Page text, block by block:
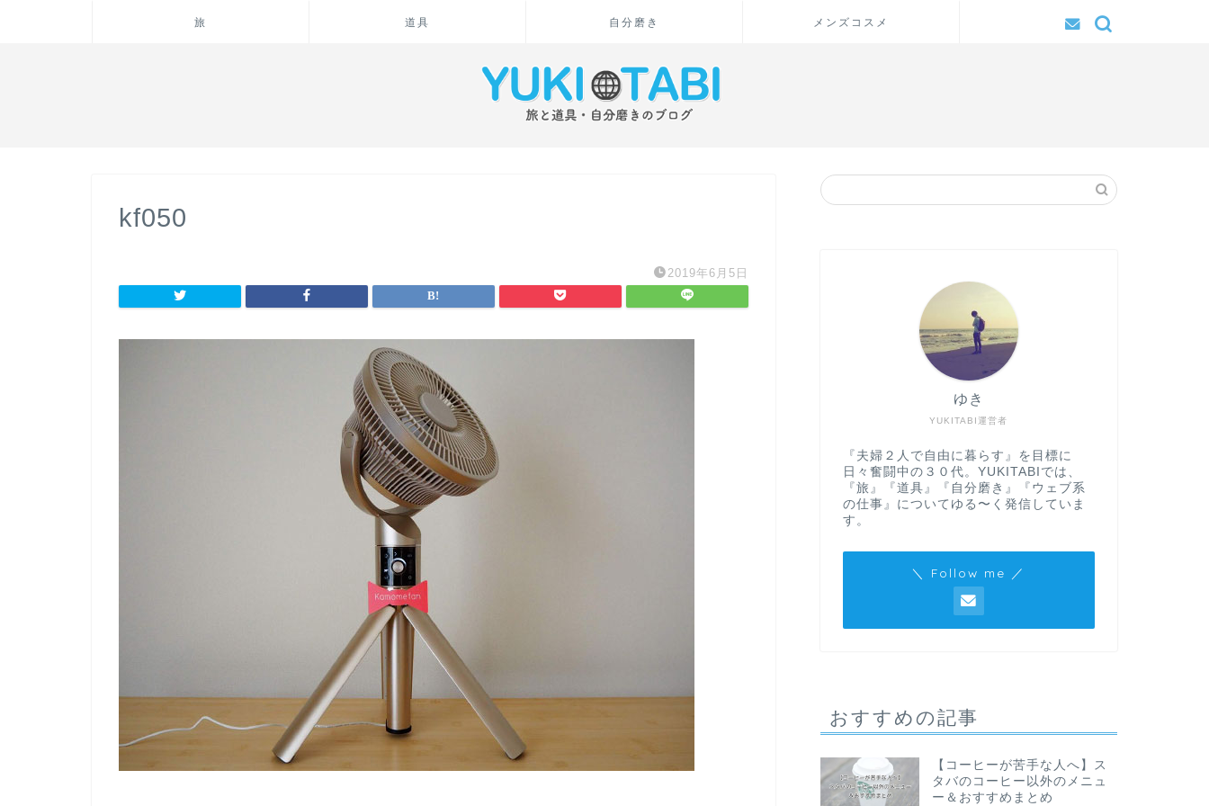
旅 道具 自分磨き メンズコスメ
kf050
2019年6月5日
YUKITABI運営者
ゆき
『夫婦２人で自由に暮らす』を目標に
日々奮闘中の３０代。YUKITABIでは、
『旅』『道具』『自分磨き』『ウェブ系
の仕事』についてゆる〜く発信していま
す。
＼ Follow me ／
おすすめの記事
【コーヒーが苦手な人へ】ス
タバのコーヒー以外のメニュ
ー＆おすすめまとめ